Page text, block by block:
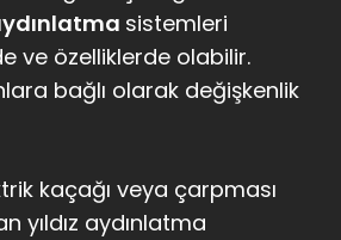
sistemleri
ve özelliklerde olabilir.
bağlı olarak değişkenlik
kaçağı veya çarpması
yıldız aydınlatma